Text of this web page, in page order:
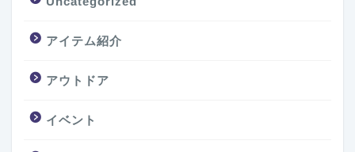
アイテム紹介
アウトドア
イベント